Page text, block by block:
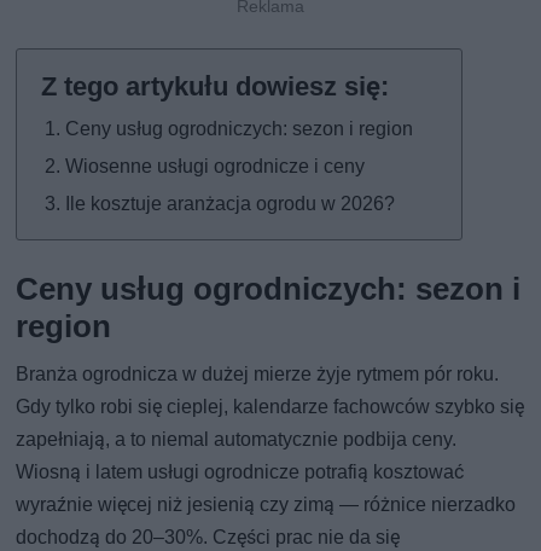
Ceny usług ogrodniczych: sezon i region
Wiosenne usługi ogrodnicze i ceny
Ile kosztuje aranżacja ogrodu w 2026?
Ceny usług ogrodniczych: sezon i
region
Branża ogrodnicza w dużej mierze żyje rytmem pór roku.
Gdy tylko robi się cieplej, kalendarze fachowców szybko się
zapełniają, a to niemal automatycznie podbija ceny.
Wiosną i latem usługi ogrodnicze potrafią kosztować
wyraźnie więcej niż jesienią czy zimą — różnice nierzadko
dochodzą do 20–30%. Części prac nie da się